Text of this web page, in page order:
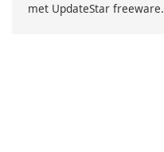
met UpdateStar freeware.